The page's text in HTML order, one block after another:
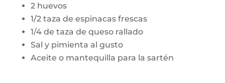
2 huevos
1/2 taza de espinacas frescas
1/4 de taza de queso rallado
Sal y pimienta al gusto
Aceite o mantequilla para la sartén